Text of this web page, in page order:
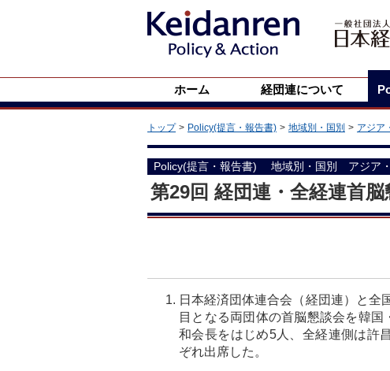
ホーム 経団連について
トップ Policy(提言・報告書) 地域別・国別 アジア
Policy(提言・報告書) 地域別・国別 アジア
第29回 経団連・全経連首脳
日本経済団体連合会（経団連）と全
目となる両団体の首脳懇談会を韓
和会長をはじめ5人、全経連側は許
ぞれ出席した。